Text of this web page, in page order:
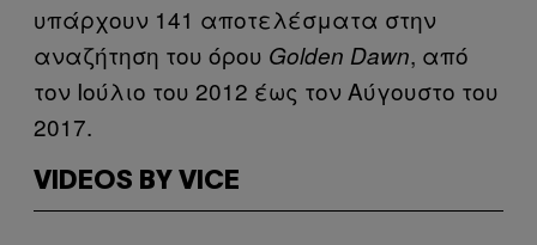
υπάρχουν 141 αποτελέσματα στην
αναζήτηση του όρου Golden Dawn, από
τον Ιούλιο του 2012 έως τον Αύγουστο του
2017.
VIDEOS BY VICE